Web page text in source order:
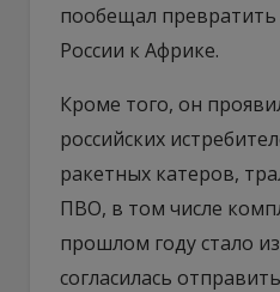
пообещал превратить
России к Африке.
Кроме того, он
российских
ракетных катеров,
ПВО, в том числе
прошлом году стало
согласилась